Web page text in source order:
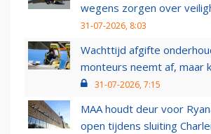
wegens zorgen over
31-07-2026, 8:03
Wachttijd afgifte
monteurs neemt af, maar
31-07-2026, 7:15
MAA houdt deur voor
open tijdens sluiting